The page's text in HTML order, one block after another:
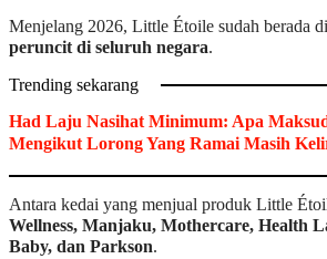
Menjelang 2026, Little Étoile sudah berada
peruncit di seluruh negara.
Trending sekarang
Had Laju Nasihat Minimum: Apa
Mengikut Lorong Yang Ramai Masih
Antara kedai yang menjual produk Little
Wellness, Manjaku, Mothercare, Health
Baby, dan Parkson.